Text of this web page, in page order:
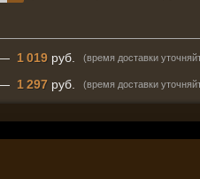
1 019 руб. (время доставки
1 297 руб. (время доставки